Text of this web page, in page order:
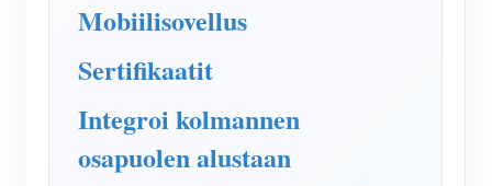
Kodin automatisointi
Tehdasenergian valvonta
Opetusvideo
FAQ
Uutiset
Palkinto-ohjelma
Meistä
Mobiilisovellus
Sertifikaatit
Integroi kolmannen
osapuolen alustaan